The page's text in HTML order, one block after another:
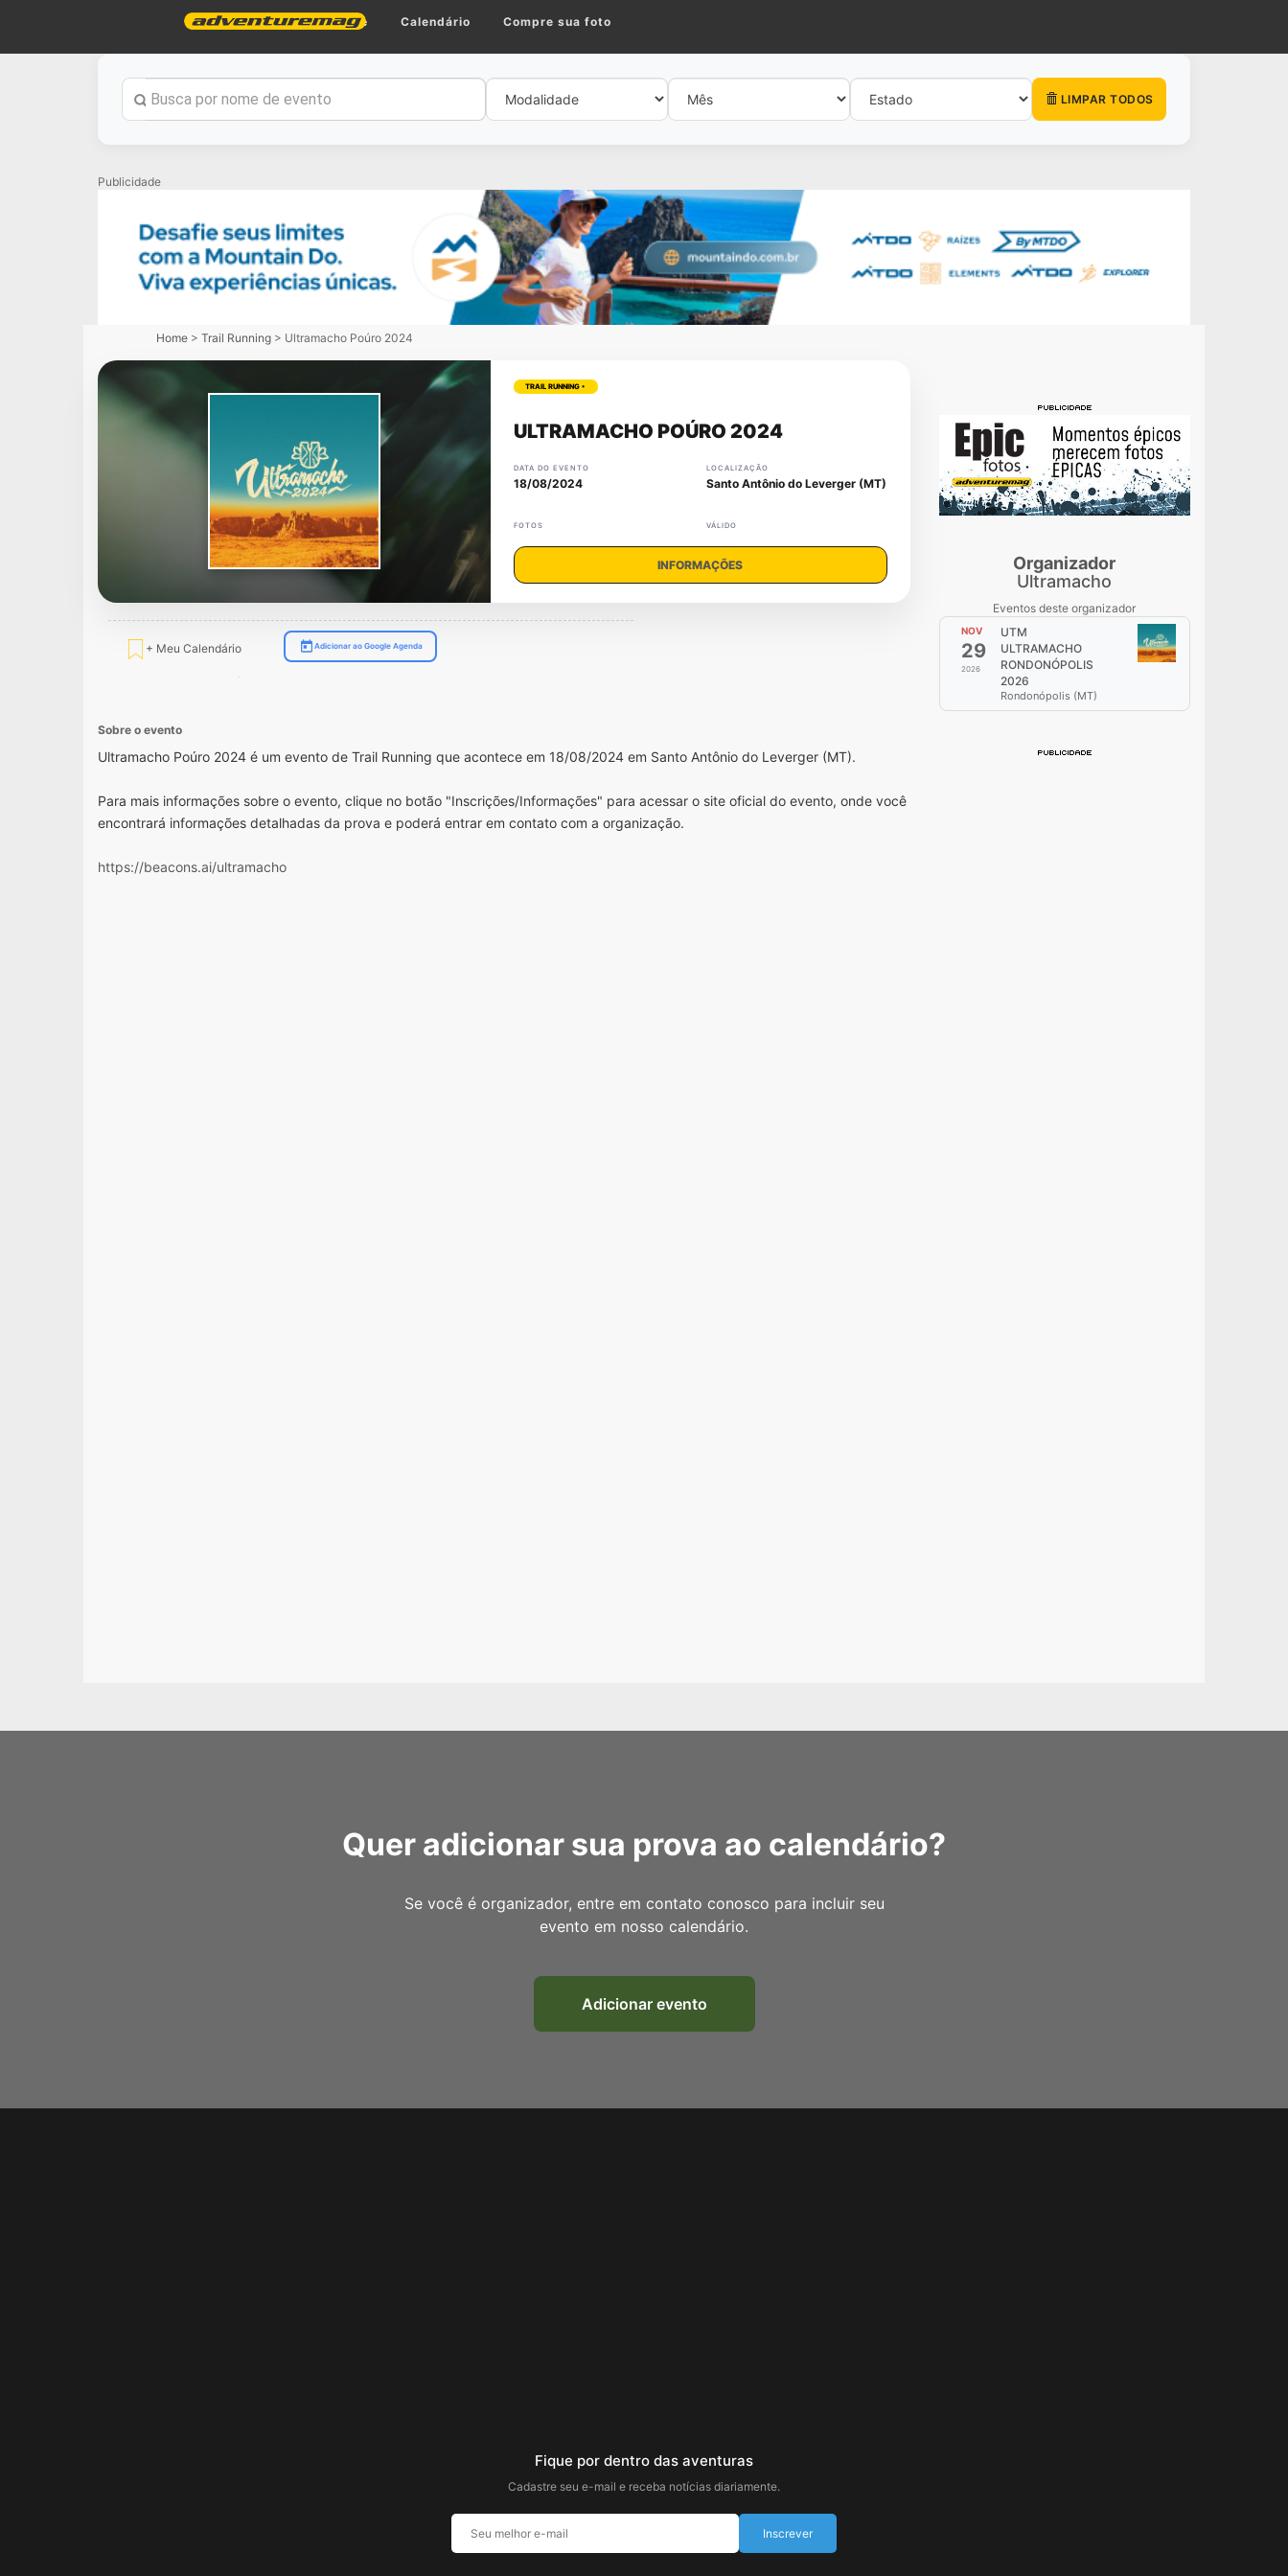
Home Calendário Compre sua foto
LIMPAR TODOS
Publicidade
Home > Trail Running > Ultramacho Poúro 2024
TRAIL RUNNING •
ULTRAMACHO POÚRO 2024
DATA DO EVENTO
18/08/2024
LOCALIZAÇÃO
Santo Antônio do Leverger (MT)
FOTOS VÁLIDO
INFORMAÇÕES
+ Meu Calendário Adicionar ao Google Agenda
Sobre o evento
Ultramacho Poúro 2024 é um evento de Trail Running que acontece em 18/08/2024 em Santo Antônio do Leverger (MT).
Para mais informações sobre o evento, clique no botão "Inscrições/Informações" para acessar o site oficial do evento, onde você
encontrará informações detalhadas da prova e poderá entrar em contato com a organização.
https://beacons.ai/ultramacho
Organizador
Ultramacho
Eventos deste organizador
NOV
29
2026
UTM
ULTRAMACHO
RONDONÓPOLIS
2026
Rondonópolis (MT)
Quer adicionar sua prova ao calendário?
Se você é organizador, entre em contato conosco para incluir seu
evento em nosso calendário.
Adicionar evento
Fique por dentro das aventuras
Cadastre seu e-mail e receba notícias diariamente.
Inscrever